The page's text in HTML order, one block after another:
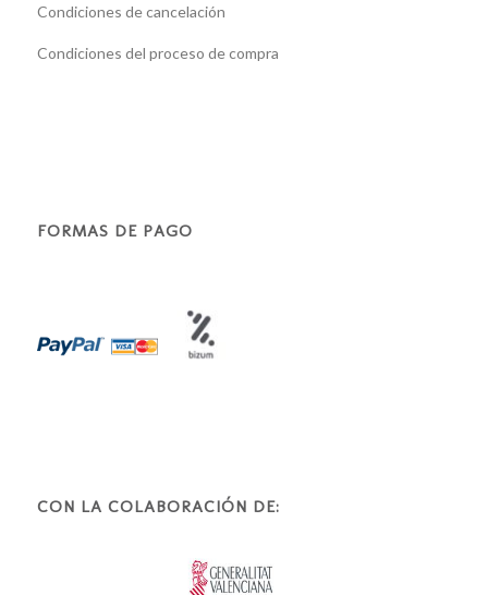
Condiciones de cancelación
Condiciones del proceso de compra
FORMAS DE PAGO
CON LA COLABORACIÓN DE: